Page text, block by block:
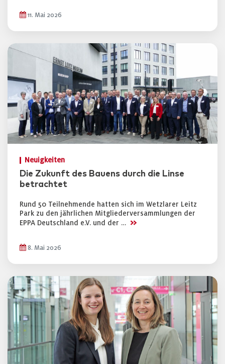
11. Mai 2026
Neuigkeiten
Die Zukunft des Bauens durch die Linse
betrachtet
Rund 50 Teilnehmende hatten sich im Wetzlarer Leitz
Park zu den jährlichen Mitgliederversammlungen der
EPPA Deutschland e.V. und der … >>
8. Mai 2026